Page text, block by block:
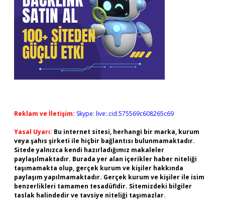
Reklam ve İletişim: Skype: live:.cid.575569c608265c69
Yasal Uyarı: Bu internet sitesi, herhangi bir marka, kurum
veya şahıs şirketi ile hiçbir bağlantısı bulunmamaktadır.
Sitede yalnızca kendi hazırladığımız makaleler
paylaşılmaktadır. Burada yer alan içerikler haber niteliği
taşımamakta olup, gerçek kurum ve kişiler hakkında
paylaşım yapılmamaktadır. Gerçek kurum ve kişiler ile isim
benzerlikleri tamamen tesadüfidir. Sitemizdeki bilgiler
taslak halindedir ve tavsiye niteliği taşımazlar.